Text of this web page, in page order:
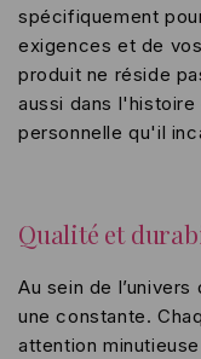
spécifiquement
exigences et de
produit ne réside
aussi dans
personnelle qu'il
Qualité et
Au sein de
une constante.
attention